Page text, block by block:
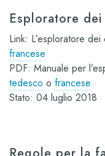
Esploratore
Link: L’esploratore
francese
PDF: Manuale per
tedesco o francese
Stato: 04 luglio 2018